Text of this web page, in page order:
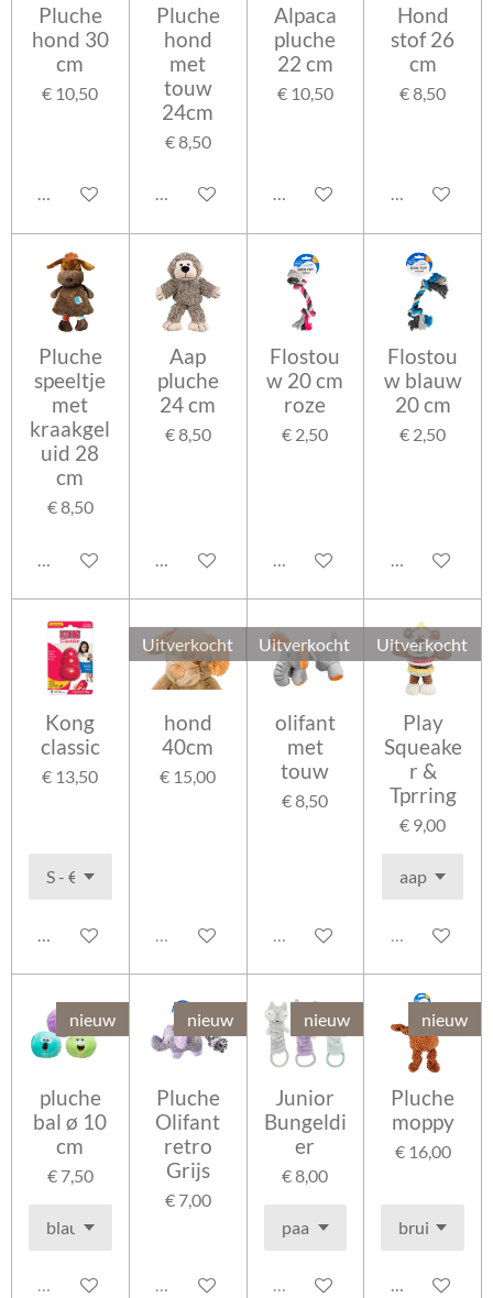
Pluche
hond 30
cm
€ 10,50
In winkelwagen
Pluche
hond
met
touw
24cm
€ 8,50
In winkelwagen
Alpaca
pluche
22 cm
€ 10,50
In winkelwagen
Hond
stof 26
cm
€ 8,50
In
Pluche
speeltje
met
kraakgel
uid 28
cm
€ 8,50
In winkelwagen
Aap
pluche
24 cm
€ 8,50
In winkelwagen
Flostou
w 20 cm
roze
€ 2,50
In winkelwagen
Flostou
w blauw
20 cm
€ 2,50
In
Kong
classic
€ 13,50
In winkelwagen
Uitverkocht
hond
40cm
€ 15,00
Uitverkocht
Uitverkocht
olifant
met
touw
€ 8,50
Uitverkocht
Uitverkocht
Play
Squeake
r &
Tprring
€ 9,00
Uitverkocht
nieuw
pluche
bal ø 10
cm
€ 7,50
Uitverkocht
nieuw
Pluche
Olifant
retro
Grijs
€ 7,00
Uitverkocht
nieuw
Junior
Bungeldi
er
€ 8,00
Uitverkocht
nieuw
Pluche
moppy
€ 16,00
In